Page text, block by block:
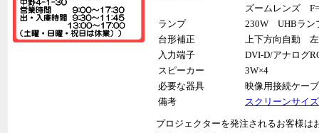
ズームレンズ
ランプ
230W UHBラン
台形補正
上下方向自動 左
入力端子
DVI-D/アナログ
スピーカー
3W×4
必要な器具
映像用接続ケー
備考
スクリーンサイ
プロジェクターを発注されるお客様